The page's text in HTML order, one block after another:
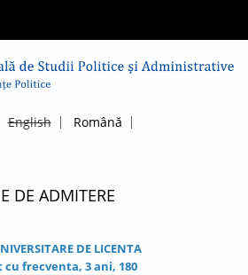
English Română
DE ADMITERE
DE LICENTA
cu frecventa, 3 ani, 180